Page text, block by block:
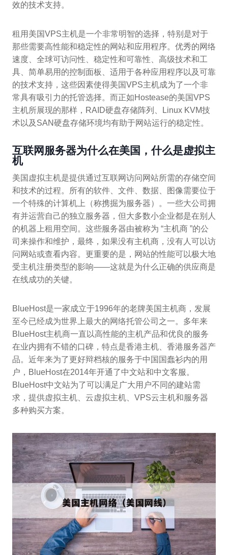
效的技术支持。
租用美国VPS主机是一个非常明智的选择，特别是对于
那些需要高性能和稳定性的网站和应用程序。优秀的网络
速度、全球可访问性、稳定性和可靠性、高级技术和工
具、简单易用的控制面板、适用于各种应用程序以及可靠
的技术支持，这些因素使得美国VPS主机成为了一个非
常具有吸引力的托管选择。而正如Hostease的美国VPS
主机所展现的那样，RAID硬盘存储阵列、Linux KVM技
术以及SAN硬盘存储环境均有助于网站运行的稳定性。
互联网服务器为什么在美国，什么是虚拟主
机
美国虚拟主机是提供通过互联网访问网站所需的存储空间
和技术的过程。所有的软件、文件、数据、图像需要位于
一个特殊的计算机上（称携掘为服务器）。一些大公司拥
有并运营自己的独立服务器，但大多数小企业都是在别人
的机器上租用空间。这些服务器由被称为 “主机商 ”的公
司来操作和维护，最终，如果没有主机商，没有人可以访
问网站或查看内容。更重要的是，网站的性能可以极大地
受主机注册类型的影响——这就是为什么正确的供应商是
在线成功的关键。
BlueHost是一家成立于1996年的老牌美国主机商，发展
至今已经成为世界上最大的网络托管公司之一。多年来
BlueHost主机商一直以高性能的主机产品和优良的服务
在业内拥有不错的口碑，特点是香港主机、香港服务器产
品。近年来为了更好辩档核的服务于中国国蠢衫内的用
户，BlueHost在2014年开通了中文站和中文客服。
BlueHost中文站为了可以满足广大用户不同的建站需
求，提供虚拟主机、云虚拟主机、VPS云主机和服务器
多种购买方案。